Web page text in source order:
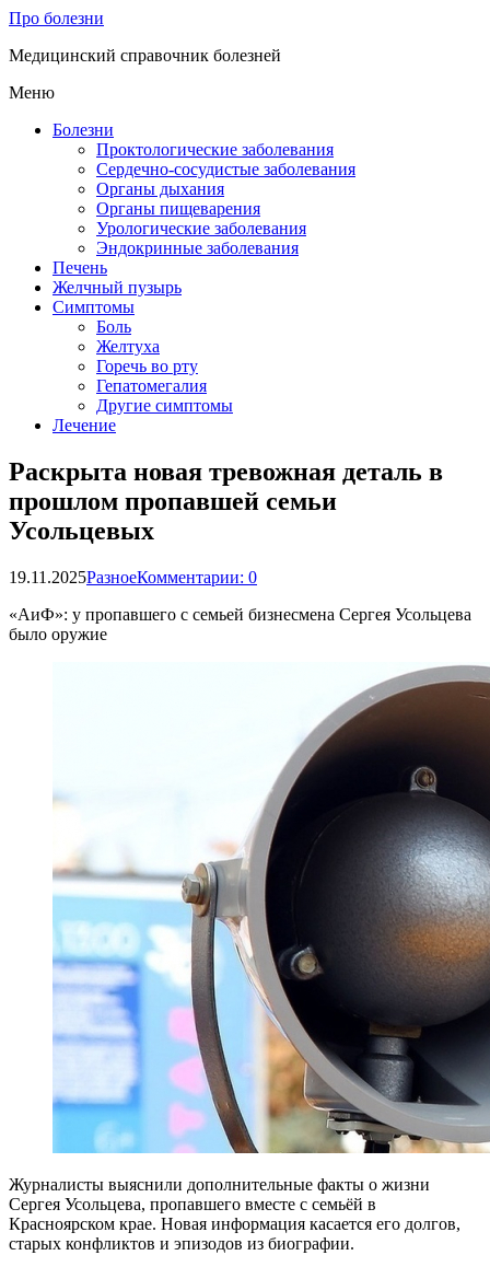
Про болезни
Медицинский справочник болезней
Меню
Болезни
Проктологические заболевания
Сердечно-сосудистые заболевания
Органы дыхания
Органы пищеварения
Урологические заболевания
Эндокринные заболевания
Печень
Желчный пузырь
Симптомы
Боль
Желтуха
Горечь во рту
Гепатомегалия
Другие симптомы
Лечение
Раскрыта новая тревожная деталь в
прошлом пропавшей семьи
Усольцевых
19.11.2025РазноеКомментарии: 0
«АиФ»: у пропавшего с семьей бизнесмена Сергея Усольцева
было оружие
Журналисты выяснили дополнительные факты о жизни
Сергея Усольцева, пропавшего вместе с семьёй в
Красноярском крае. Новая информация касается его долгов,
старых конфликтов и эпизодов из биографии.